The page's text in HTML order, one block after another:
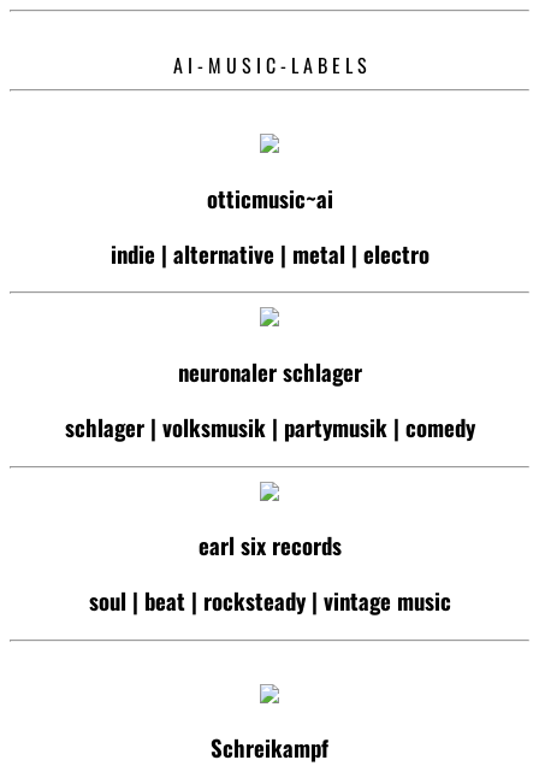
A I - M U S I C - L A B E L S
otticmusic~ai
indie | alternative | metal | electro
neuronaler schlager
schlager | volksmusik | partymusik | comedy
earl six records
soul | beat | rocksteady | vintage music
Schreikampf